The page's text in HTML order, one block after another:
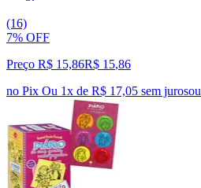
(16)
7% OFF
Preço R$ 15,86R$ 15,86
no Pix Ou 1x de R$ 17,05 sem jurosou